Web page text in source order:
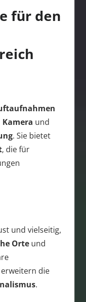
für den
und
. Sie bietet
, die für
und vielseitig,
Orteund
die
.